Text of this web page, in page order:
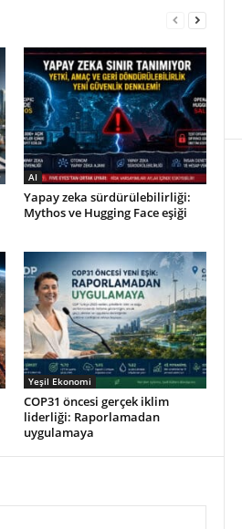
AI
Yapay zeka sürdürülebilirliği:
Mythos ve Hugging Face eşiği
Yeşil Ekonomi
COP31 öncesi gerçek iklim
liderliği: Raporlamadan
uygulamaya